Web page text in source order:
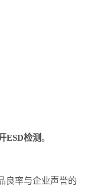
ESD检测。
良率与企业声誉的